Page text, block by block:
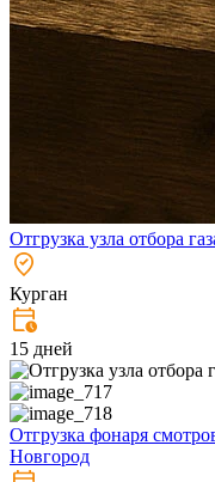
Отгрузка узла отбора
Курган
15 дней
Отгрузка фонаря
Новгород